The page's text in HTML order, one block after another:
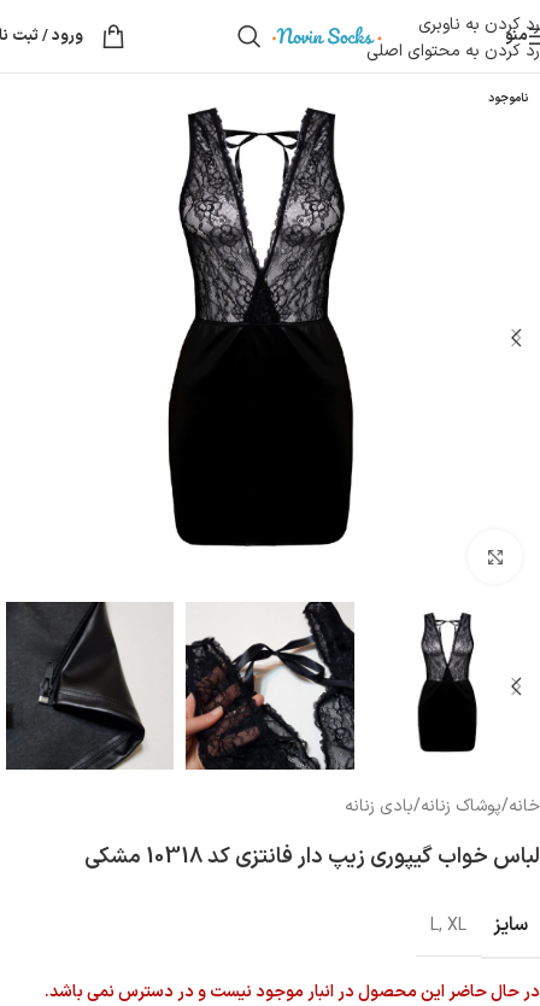
رد کردن به ناوبری
رد کردن به محتوای اصلی
منو ورود / ثبت
ناموجود
خانه/پوشاک زنانه/بادی زنانه
لباس خواب گیپوری زیپ دار فانتزی کد 10318 مشکی
سایز L, XL
در حال حاضر این محصول در انبار موجود نیست و در دسترس نمی باشد.